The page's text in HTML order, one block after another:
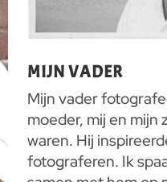
MIJN VADER
Mijn vader
moeder, mij en mijn
waren. Hij
fotograferen. Ik